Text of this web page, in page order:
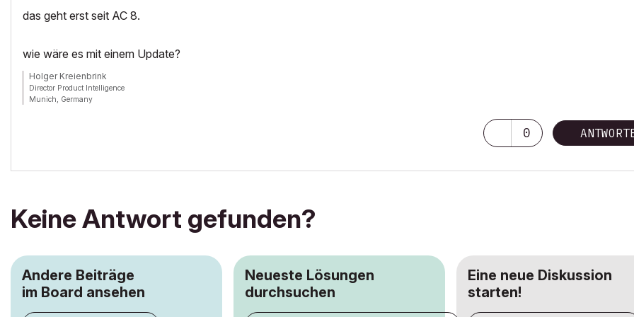
das geht erst seit AC 8.
wie wäre es mit einem Update?
Holger Kreienbrink
Director Product Intelligence
Munich, Germany
0
Keine Antwort gefunden?
Andere Beiträge
im Board ansehen
Neueste Lösungen
durchsuchen
Eine neue Diskussion
starten!